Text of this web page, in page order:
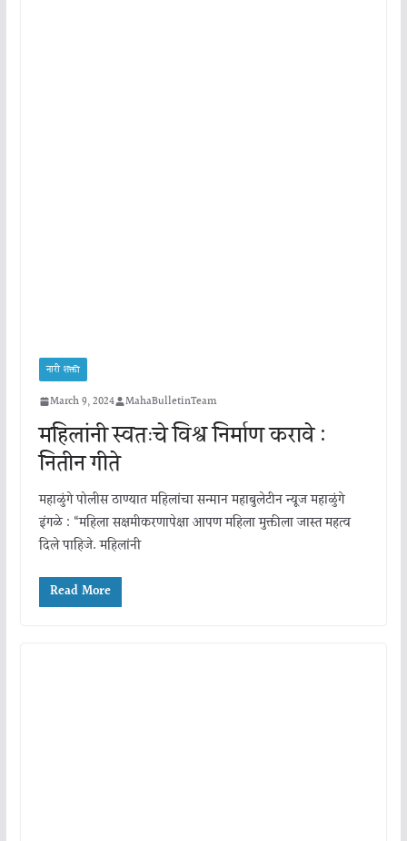
नारी शक्ती
March 9, 2024 MahaBulletinTeam
महिलांनी स्वतःचे विश्व निर्माण करावे :
नितीन गीते
महाळुंगे पोलीस ठाण्यात महिलांचा सन्मान महाबुलेटीन न्यूज महाळुंगे
इंगळे : “महिला सक्षमीकरणापेक्षा आपण महिला मुक्तीला जास्त महत्व
दिले पाहिजे. महिलांनी
Read More